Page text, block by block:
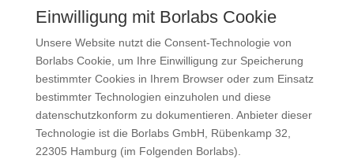
Einwilligung mit Borlabs Cookie
Unsere Website nutzt die Consent-Technologie von
Borlabs Cookie, um Ihre Einwilligung zur Speicherung
bestimmter Cookies in Ihrem Browser oder zum Einsatz
bestimmter Technologien einzuholen und diese
datenschutzkonform zu dokumentieren. Anbieter dieser
Technologie ist die Borlabs GmbH, Rübenkamp 32,
22305 Hamburg (im Folgenden Borlabs).